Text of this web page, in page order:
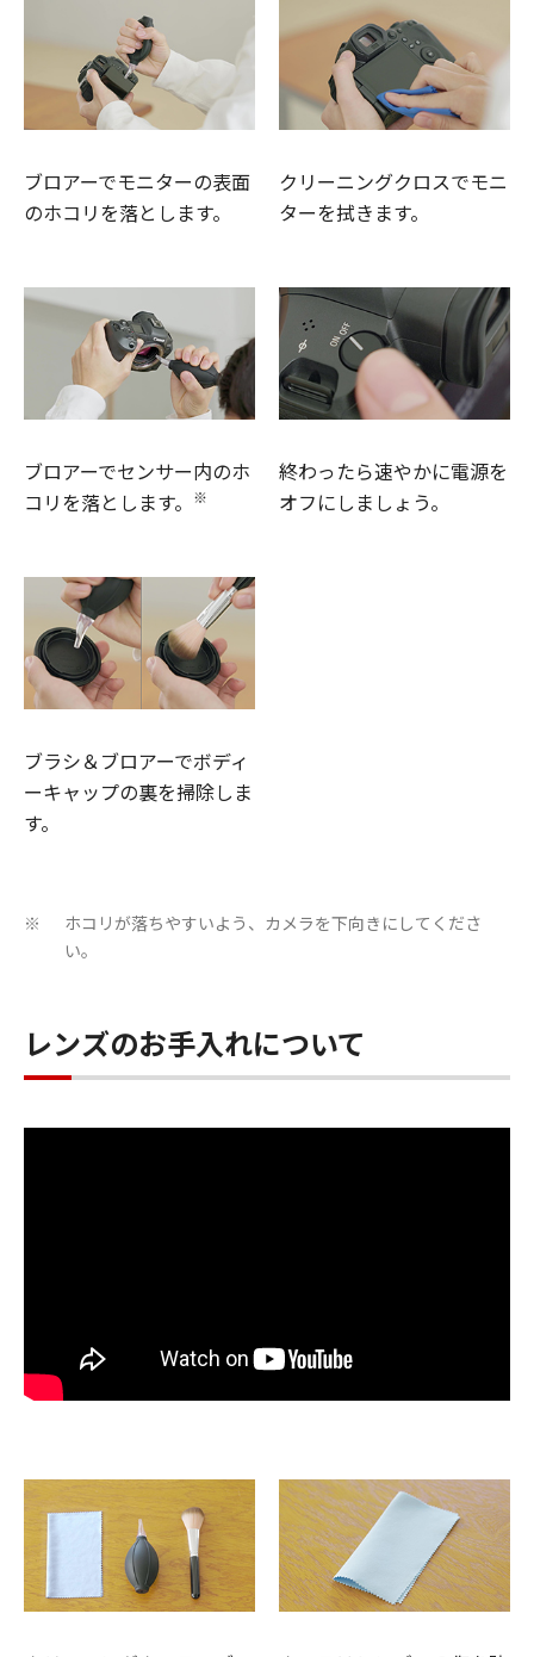
ブロアーでモニターの表面
のホコリを落とします。
クリーニングクロスでモニ
ターを拭きます。
ブロアーでセンサー内のホ
コリを落とします。
※
終わったら速やかに電源を
オフにしましょう。
ブラシ＆ブロアーでボディ
ーキャップの裏を掃除しま
す。
※
ホコリが落ちやすいよう、カメラを下向きにしてくださ
い。
レンズのお手入れについて